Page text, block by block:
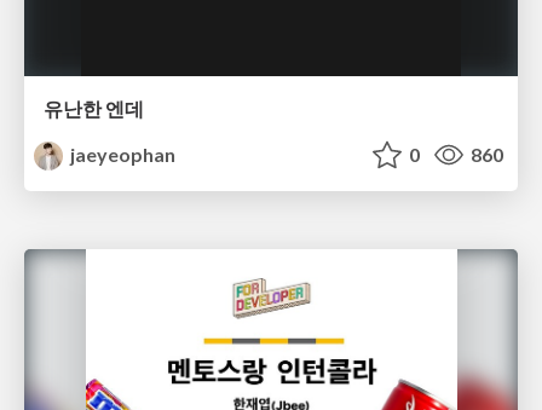
유난한 엔데
jaeyeophan
0 860